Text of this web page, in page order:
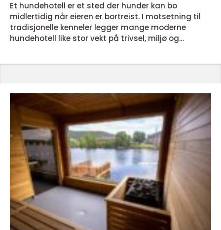
Et hundehotell er et sted der hunder kan bo
midlertidig når eieren er bortreist. I motsetning til
tradisjonelle kenneler legger mange moderne
hundehotell like stor vekt på trivsel, miljø og
løsninger med omsorgsfull oppfølging. Det handler
om ro, nok pl...